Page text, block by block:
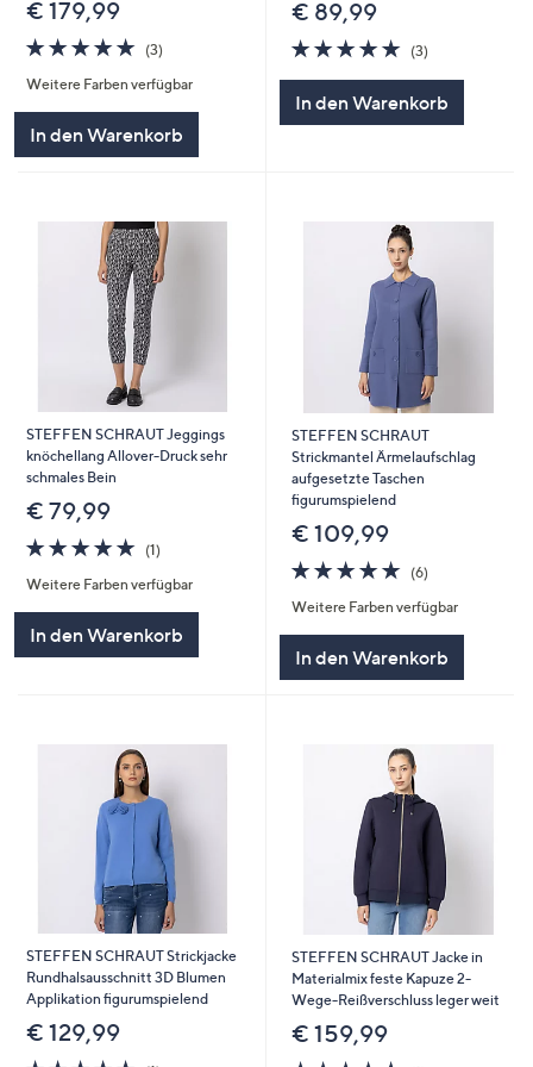
€ 179,99
5.0
von
5
(3)3
Weitere Farben verfügbar
In den Warenkorb
€ 89,99
5.0
von
(3)3
In den Warenkorb
STEFFEN SCHRAUT Jeggings
knöchellang Allover-Druck sehr
schmales Bein
€ 79,99
5.0
von
5
(1)
Weitere Farben verfügbar
In den Warenkorb
STEFFEN SCHRAUT
Strickmantel Ärmelaufschlag
aufgesetzte Taschen
figurumspielend
€ 109,99
5.0
von
5
(6)
Weitere Farben verfügbar
In den Warenkorb
STEFFEN SCHRAUT Strickjacke
Rundhalsausschnitt 3D Blumen
Applikation figurumspielend
€ 129,99
STEFFEN SCHRAUT Jacke in
Materialmix feste Kapuze 2-
Wege-Reißverschluss leger weit
€ 159,99